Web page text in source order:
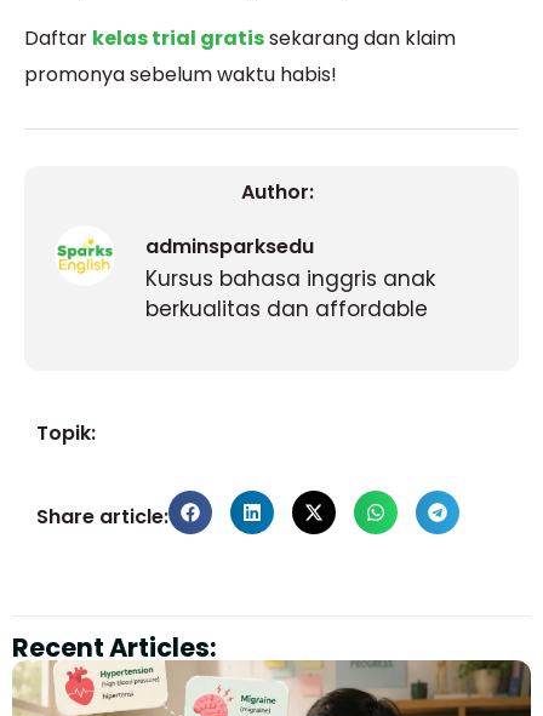
Daftar kelas trial gratissekarang dan klaim
promonya sebelum waktu habis!
Author:
adminsparksedu
Kursus bahasa inggris anak
berkualitas dan affordable
Topik:
Share article:
Recent Articles: